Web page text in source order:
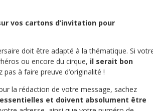
vos cartons d’invitation pour
doit être adapté à la thématique. Si
ou encore du cirque, il serait bon
pas à faire preuve d’originalité !
la rédaction de votre message, sachez
et doivent absolument être